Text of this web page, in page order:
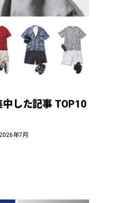
中した記事 TOP10
年7月